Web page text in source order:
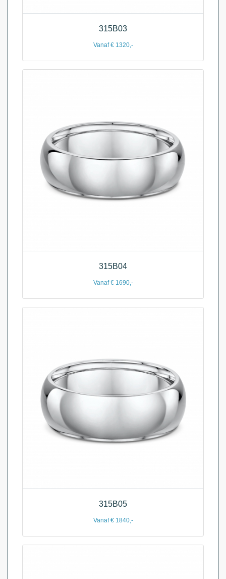
315B03
Vanaf € 1320,-
315B04
Vanaf € 1690,-
315B05
Vanaf € 1840,-